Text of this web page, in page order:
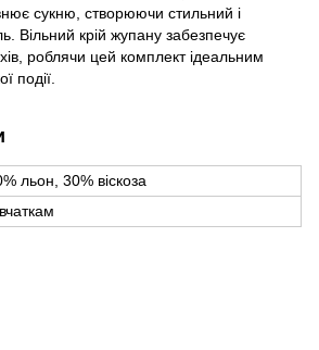
сукню, створюючи стильний і
Вільний крій жупану забезпечує
роблячи цей комплект ідеальним
події.
льон, 30% віскоза